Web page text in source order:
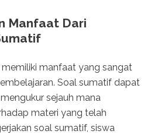
Manfaat Dari
manfaat yang sangat
Soal sumatif dapat
sejauh mana
materi yang telah
soal sumatif, siswa